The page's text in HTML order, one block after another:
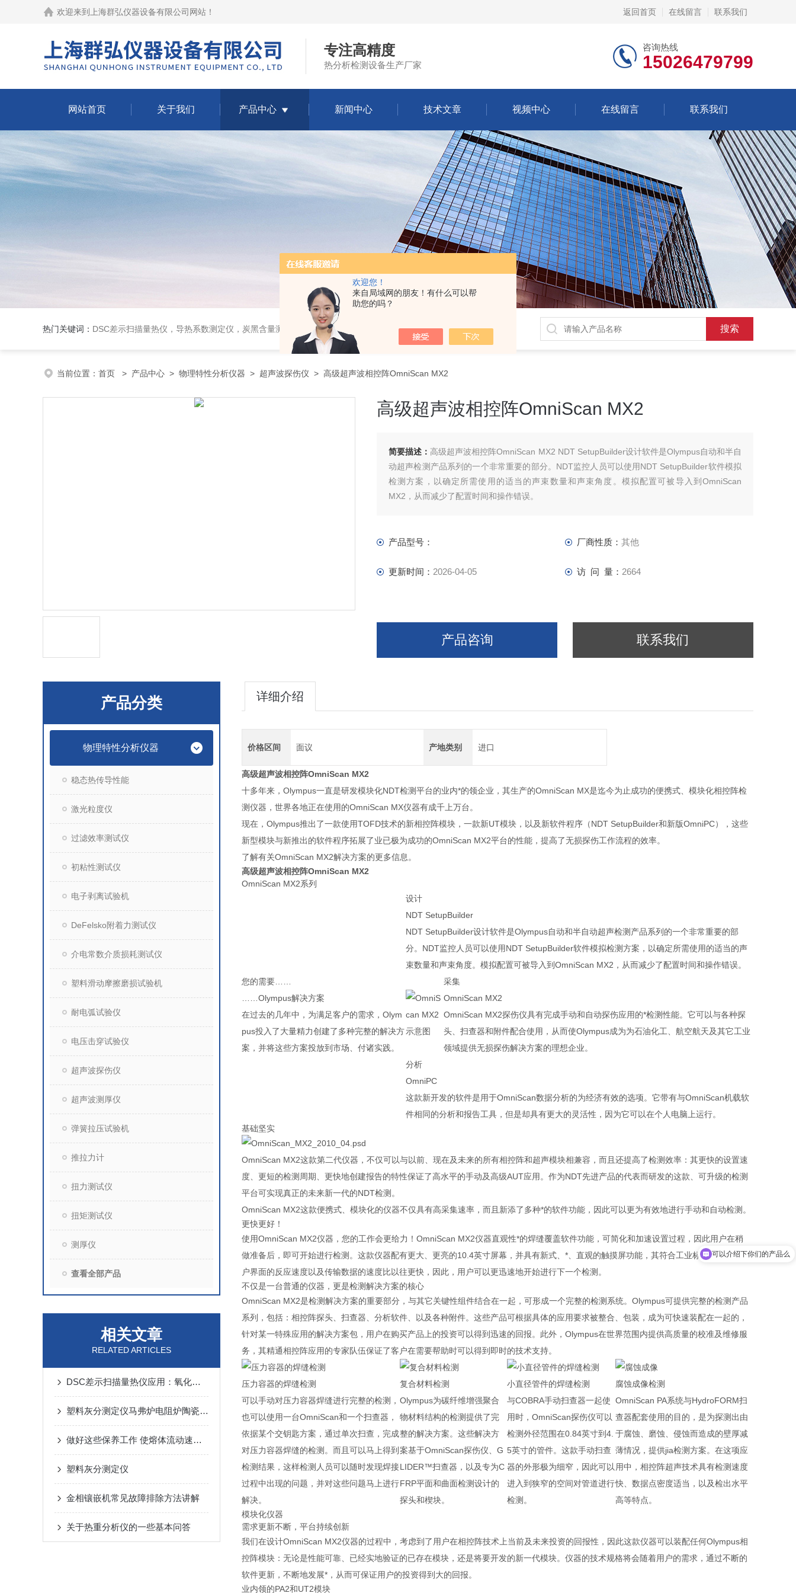
欢迎您！
来自局域网的朋友！有什么可以帮
助您的吗？
欢迎来到 上海群弘仪器设备有限公司网站 ！ 返回首页 在线留言 联系我们
专注高精度
热分析检测设备生产厂家
咨询热线
15026479799
网站首页 关于我们 产品中心 新闻中心 技术文章 视频中心 在线留言 联系我们
热门关键词： DSC差示扫描量热仪，导热系数测定仪，炭黑含量测试仪，无损检测设备，，塑料检测设备，金相检测设备，阻燃试验设备，耐环境老化设备，金属检测设备，量具量仪
当前位置： 首页 > 产品中心 > 物理特性分析仪器 > 超声波探伤仪 > 高级超声波相控阵OmniScan MX2
高级超声波相控阵OmniScan MX2
简要描述： 高级超声波相控阵OmniScan MX2 NDT SetupBuilder设计软件是Olympus自动和半自
动超声检测产品系列的一个非常重要的部分。NDT监控人员可以使用NDT SetupBuilder软件模拟
检测方案，以确定所需使用的适当的声束数量和声束角度。模拟配置可被导入到OmniScan
MX2，从而减少了配置时间和操作错误。
产品型号： 厂商性质： 其他
更新时间： 2026-04-05 访 问 量： 2664
产品咨询 联系我们
产品分类
物理特性分析仪器
稳态热传导性能
激光粒度仪
过滤效率测试仪
初粘性测试仪
电子剥离试验机
DeFelsko附着力测试仪
介电常数介质损耗测试仪
塑料滑动摩擦磨损试验机
耐电弧试验仪
电压击穿试验仪
超声波探伤仪
超声波测厚仪
弹簧拉压试验机
推拉力计
扭力测试仪
扭矩测试仪
测厚仪
查看全部产品
相关文章
RELATED ARTICLES
DSC差示扫描量热仪应用：氧化诱导时间
塑料灰分测定仪马弗炉电阻炉陶瓷纤维炉膛
做好这些保养工作 使熔体流动速率仪发挥更大作用
塑料灰分测定仪
金相镶嵌机常见故障排除方法讲解
关于热重分析仪的一些基本问答
详细介绍
价格区间 面议 产地类别 进口
高级超声波相控阵OmniScan MX2
十多年来，Olympus一直是研发模块化NDT检测平台的业内*的领企业，其生产的OmniScan MX是迄今为止成功的便携式、模块化相控阵检
测仪器，世界各地正在使用的OmniScan MX仪器有成千上万台。
现在，Olympus推出了一款使用TOFD技术的新相控阵模块，一款新UT模块，以及新软件程序（NDT SetupBuilder和新版OmniPC），这些
新型模块与新推出的软件程序拓展了业已极为成功的OmniScan MX2平台的性能，提高了无损探伤工作流程的效率。
了解有关OmniScan MX2解决方案的更多信息。
高级超声波相控阵OmniScan MX2
OmniScan MX2系列
设计
NDT SetupBuilder
NDT SetupBuilder设计软件是Olympus自动和半自动超声检测产品系列的一个非常重要的部
分。NDT监控人员可以使用NDT SetupBuilder软件模拟检测方案，以确定所需使用的适当的声
束数量和声束角度。模拟配置可被导入到OmniScan MX2，从而减少了配置时间和操作错误。
您的需要……
……Olympus解决方案
在过去的几年中，为满足客户的需求，Olym
pus投入了大量精力创建了多种完整的解决方
案，并将这些方案投放到市场、付诸实践。
采集
OmniScan MX2
OmniScan MX2探伤仪具有完成手动和自动探伤应用的*检测性能。它可以与各种探
头、扫查器和附件配合使用，从而使Olympus成为为石油化工、航空航天及其它工业
领域提供无损探伤解决方案的理想企业。
分析
OmniPC
这款新开发的软件是用于OmniScan数据分析的为经济有效的选项。它带有与OmniScan机载软
件相同的分析和报告工具，但是却具有更大的灵活性，因为它可以在个人电脑上运行。
基础坚实
OmniScan MX2这款第二代仪器，不仅可以与以前、现在及未来的所有相控阵和超声模块相兼容，而且还提高了检测效率：其更快的设置速
度、更短的检测周期、更快地创建报告的特性保证了高水平的手动及高级AUT应用。作为NDT先进产品的代表而研发的这款、可升级的检测
平台可实现真正的未来新一代的NDT检测。
OmniScan MX2这款便携式、模块化的仪器不仅具有高采集速率，而且新添了多种*的软件功能，因此可以更为有效地进行手动和自动检测。
更快更好！
使用OmniScan MX2仪器，您的工作会更给力！OmniScan MX2仪器直观性*的焊缝覆盖软件功能，可简化和加速设置过程，因此用户在稍
做准备后，即可开始进行检测。这款仪器配有更大、更亮的10.4英寸屏幕，并具有新式、*、直观的触摸屏功能，其符合工业标准的相控阵用
户界面的反应速度以及传输数据的速度比以往更快，因此，用户可以更迅速地开始进行下一个检测。
不仅是一台普通的仪器，更是检测解决方案的核心
OmniScan MX2是检测解决方案的重要部分，与其它关键性组件结合在一起，可形成一个完整的检测系统。Olympus可提供完整的检测产品
系列，包括：相控阵探头、扫查器、分析软件、以及各种附件。这些产品可根据具体的应用要求被整合、包装，成为可快速装配在一起的，
针对某一特殊应用的解决方案包，用户在购买产品上的投资可以得到迅速的回报。此外，Olympus在世界范围内提供高质量的校准及维修服
务，其精通相控阵应用的专家队伍保证了客户在需要帮助时可以得到即时的技术支持。
压力容器的焊缝检测
可以手动对压力容器焊缝进行完整的检测，
也可以使用一台OmniScan和一个扫查器，
依据某个交钥匙方案，通过单次扫查，完成
对压力容器焊缝的检测。而且可以马上得到
检测结果，这样检测人员可以随时发现焊接
过程中出现的问题，并对这些问题马上进行
解决。
复合材料检测
Olympus为碳纤维增强聚合
物材料结构的检测提供了完
整的解决方案。这些解决方
案基于OmniScan探伤仪、G
LIDER™扫查器，以及专为C
FRP平面和曲面检测设计的
探头和楔块。
小直径管件的焊缝检测
与COBRA手动扫查器一起使
用时，OmniScan探伤仪可以
检测外径范围在0.84英寸到4.
5英寸的管件。这款手动扫查
器的外形极为细窄，因此可以
进入到狭窄的空间对管道进行
检测。
腐蚀成像检测
OmniScan PA系统与HydroFORM扫
查器配套使用的目的，是为探测出由
于腐蚀、磨蚀、侵蚀而造成的壁厚减
薄情况，提供jia检测方案。在这项应
用中，相控阵超声技术具有检测速度
快、数据点密度适当，以及检出水平
高等特点。
模块化仪器
需求更新不断，平台持续创新
我们在设计OmniScan MX2仪器的过程中，考虑到了用户在相控阵技术上当前及未来投资的回报性，因此这款仪器可以装配任何Olympus相
控阵模块：无论是性能可靠、已经实地验证的已存在模块，还是将要开发的新一代模块。仪器的技术规格将会随着用户的需求，通过不断的
软件更新，不断地发展*，从而可保证用户的投资得到大的回报。
业内领的PA2和UT2模块
你们是怎么收费的呢